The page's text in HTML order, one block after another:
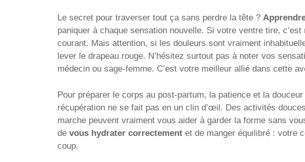
Le secret pour traverser tout ça sans perdre la tête ?
paniquer à chaque sensation nouvelle. Si votre ventre tire,
courant. Mais attention, si les douleurs sont vraiment
lever le drapeau rouge. N’hésitez surtout pas à noter vos
médecin ou sage-femme. C’est votre meilleur allié dans cette
Pour préparer le corps au post-partum, la patience et la
récupération ne se fait pas en un clin d’œil. Des activités
marche peuvent vraiment vous aider à garder la forme sans
de vous hydrater correctement et de manger équilibré : votre
coup.